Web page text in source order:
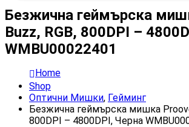
Безжична геймърска
Buzz, RGB, 800DPI –
WMBU00022401
Home
Shop
Оптични Мишки, Гейминг
Безжична геймърска мишка
800DPI – 4800DPI, Черна